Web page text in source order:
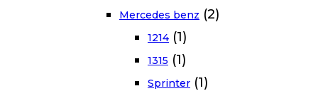
Mercedes benz (2)
1214 (1)
1315 (1)
Sprinter (1)